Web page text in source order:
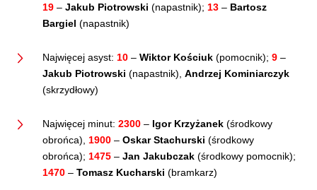
19 – Jakub Piotrowski (napastnik); 13 – Bartosz
Bargiel (napastnik)
Najwięcej asyst: 10 – Wiktor Kościuk (pomocnik); 9 –
Jakub Piotrowski (napastnik), Andrzej Kominiarczyk
(skrzydłowy)
Najwięcej minut: 2300 – Igor Krzyżanek (środkowy
obrońca), 1900 – Oskar Stachurski (środkowy
obrońca); 1475 – Jan Jakubczak (środkowy pomocnik);
1470 – Tomasz Kucharski (bramkarz)